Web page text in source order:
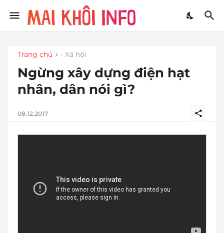
Trang chủ - Xã hội
Ngừng xây dựng điện hạt
nhân, dân nói gì?
08.12.2017